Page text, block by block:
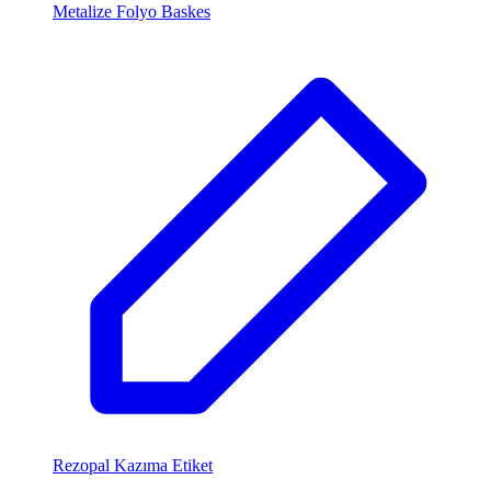
Metalize Folyo Baskes
Rezopal Kazıma Etiket